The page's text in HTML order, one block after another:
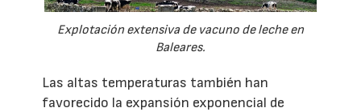
Explotación extensiva de vacuno de leche en
Baleares.
Las altas temperaturas también han
favorecido la expansión exponencial de